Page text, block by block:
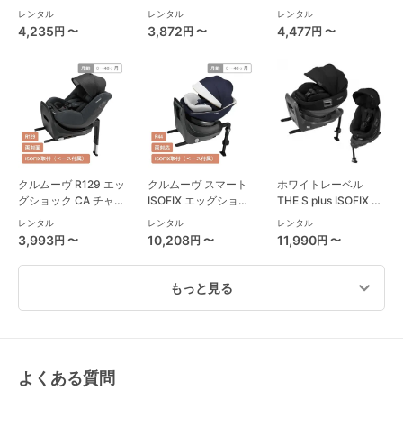
シート ジョイー(joie)
レンタル
4,235円 〜
西松屋
レンタル
3,872円 〜
ドシート ジョイー
(joie)
レンタル
4,477円 〜
クルムーヴ R129 エッ
グショック CA チャイ
ルドシート コンビ
(Combi)
レンタル
3,993円 〜
クルムーヴ スマート
ISOFIX エッグショッ
ク JL-590 コンビ
(Combi) チャイルド
シート
レンタル
10,208円 〜
ホワイトレーベル
THE S plus ISOFIX エ
ッグショック ZC-750
チャイルドシート コ
ンビ(Combi)
レンタル
11,990円 〜
もっと見る
よくある質問